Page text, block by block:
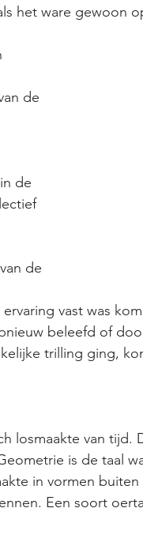
het ware gewoon
de
de
de
vast was
beleefd of
trilling ging,
losmaakte van tijd.
is de taal
in vormen
Een soort